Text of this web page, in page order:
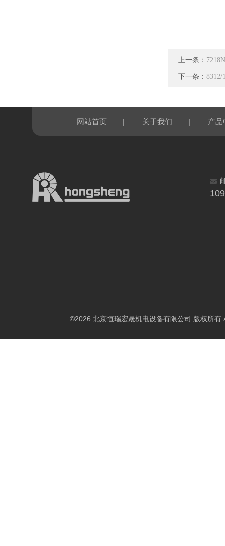
上一条：
下一条： 8312/
网站首页 | 关于我们 | 产品
©2026 北京恒瑞宏晟机电设备有限公司 版权所有